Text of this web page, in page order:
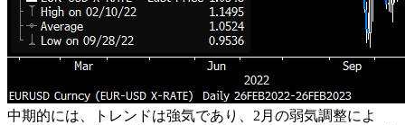
中期的には、トレンドは強気であり、2月の弱気調整によ